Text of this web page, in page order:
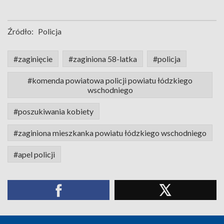
Źródło: Policja
#zaginięcie #zaginiona 58-latka #policja
#komenda powiatowa policji powiatu łódzkiego
wschodniego
#poszukiwania kobiety
#zaginiona mieszkanka powiatu łódzkiego wschodniego
#apel policji